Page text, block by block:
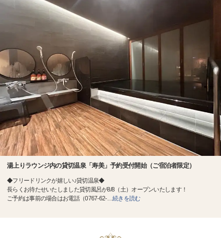
湯上りラウンジ内の貸切温泉「寿美」予約受付開始（ご宿泊者限定）
◆フリードリンクが嬉しい♪貸切温泉◆
長らくお待たせいたしました貸切風呂が8/8（土）オープンいたします！
ご予約は事前の場合はお電話（0767-62-…続きを読む